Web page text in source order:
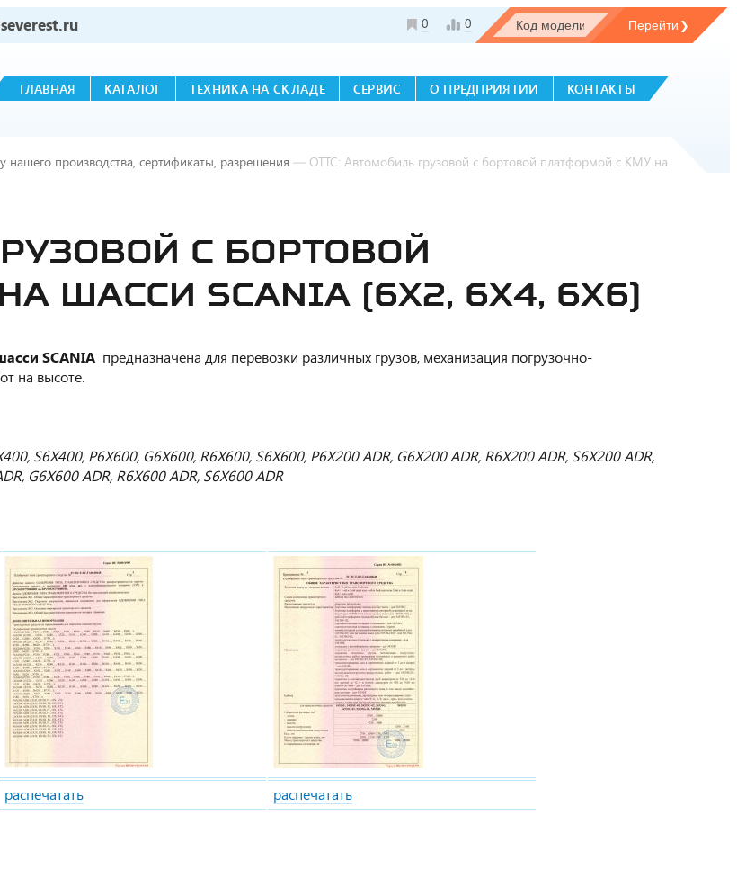
0 0
ГЛАВНАЯ КАТАЛОГ ТЕХНИКА НА СКЛАДЕ СЕРВИС О ПРЕДПРИЯТИИ КОНТАКТЫ
нашего производства, сертификаты, разрешения — ОТТС: Автомобиль грузовой с бортовой платформой с КМУ на
С БОРТОВОЙ
ШАССИ SCANIA (6X2, 6X4, 6X6)
SCANIA предназначена для перевозки различных грузов, механизация погрузочно-
на высоте.
S6X400, P6X600, G6X600, R6X600, S6X600, P6X200 ADR, G6X200 ADR, R6X200 ADR, S6X200 ADR,
G6X600 ADR, R6X600 ADR, S6X600 ADR
распечатать распечатать